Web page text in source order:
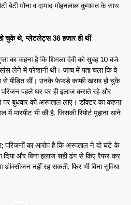
बेटी मोना व दामाद मोहनलाल कुमावत के साथ
चुके थे, प्लेटलेट्स 36 हजार ही थीं
का कहना है कि शिमला देवी को सुबह 10 बजे
लेने में परेशानी थी। जांच में पता चला कि वे
पीड़ित थीं। उनके फेफड़े काफी खराब हो चुके
पहले घर पर ही इलाज कराते रहे और
पर बुधवार को अस्पताल लाए। डॉक्टर का कहना
मारपीट भी की है, जिसकी रिपोर्ट मुहाना थाने
परिजनों का आरोप है कि अस्पताल ने दो घंटे के
दिया और बिना इलाज सही ढंग से किए रैफर कर
ऑक्सीजन नहीं रह सकती, फिर भी बिना सुविधा